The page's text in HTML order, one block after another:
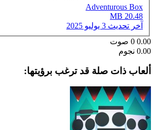
Adventurous Box
20.48 MB
آخر تحديث 3 يوليو 2025
0.00
0 صوت
0.00 نجوم
ألعاب ذات صلة قد ترغب برؤيتها: